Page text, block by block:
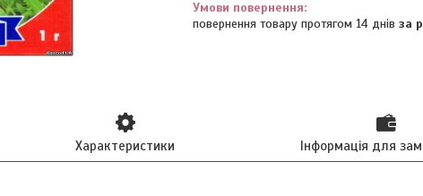
повернення товару протягом 14 днів за
Характеристики Інформація для